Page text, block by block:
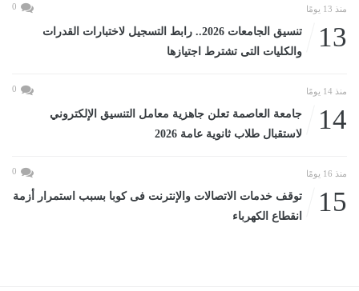
منذ 13 يومًا 0
13
تنسيق الجامعات 2026.. رابط التسجيل لاختبارات القدرات
والكليات التى تشترط اجتيازها
منذ 14 يومًا 0
14
جامعة العاصمة تعلن جاهزية معامل التنسيق الإلكتروني
لاستقبال طلاب ثانوية عامة 2026
منذ 16 يومًا 0
15
توقف خدمات الاتصالات والإنترنت فى كوبا بسبب استمرار أزمة
انقطاع الكهرباء